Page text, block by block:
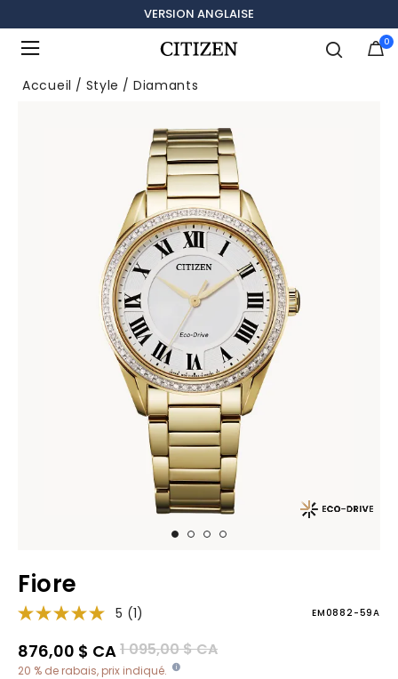
VERSION ANGLAISE
0
Accueil Style Diamants
Fiore
5 (1) EM0882-59A
Prix réduit de
1 095,00 $ CAà
876,00 $ CA
20 % de rabais, prix indiqué.